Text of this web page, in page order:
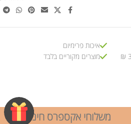
איכות פרימיום
מוצרים מקוריים בלבד
משלוחי אקספרס חינם!